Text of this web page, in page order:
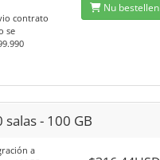
contrato
se
Nu bestellen
- 100 GB
a